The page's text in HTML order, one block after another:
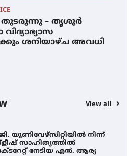
തുടരുന്നു – തൃശൂർ
വിദ്യാഭ്യാസ
ശനിയാഴ്ച അവധി
View all
കവിതാസംഗമം
കവിതാ ചർച്ച കാട്ടൂർ, ടി. കെ.
ഹാളിൽ 16ന്
യൂണിവേഴ്‌സിറ്റിയിൽ നിന്ന്
സാഹിത്യത്തിൽ
നേടിയ എൻ. ആര്യ